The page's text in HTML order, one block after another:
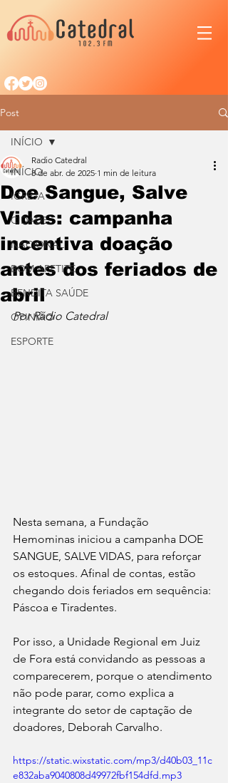
Post
INÍCIO
IGREJA
CIDADE
NACIONAL
BOM APETITE
BENDITA SAÚDE
OPINIÃO
ESPORTE
INÍCIO
Doe Sangue, Salve
Vidas: campanha
incentiva doação
antes dos feriados de
abril
Radio Catedral
8 de abr. de 2025 1 min de leitura
Por Rádio Catedral
Nesta semana, a Fundação
Hemominas iniciou a campanha DOE
SANGUE, SALVE VIDAS, para reforçar
os estoques. Afinal de contas, estão
chegando dois feriados em sequência:
Páscoa e Tiradentes.
Por isso, a Unidade Regional em Juiz
de Fora está convidando as pessoas a
comparecerem, porque o atendimento
não pode parar, como explica a
integrante do setor de captação de
doadores, Deborah Carvalho.
https://static.wixstatic.com/mp3/d40b03_11c
e832aba9040808d49972fbf154dfd.mp3